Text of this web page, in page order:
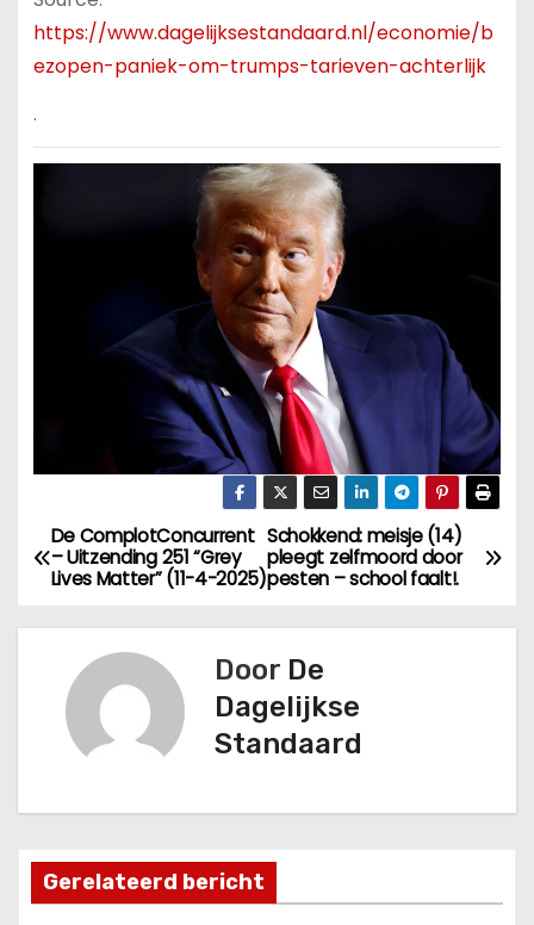
https://www.dagelijksestandaard.nl/economie/b
ezopen-paniek-om-trumps-tarieven-achterlijk
.
B
e
t
n
Schokkend: meisje (14)
pleegt zelfmoord door
pesten – school faalt!.
De ComplotConcurrent
– Uitzending 251 “Grey
Lives Matter” (11-4-2025)
Door De
Dagelijkse
Standaard
Gerelateerd bericht